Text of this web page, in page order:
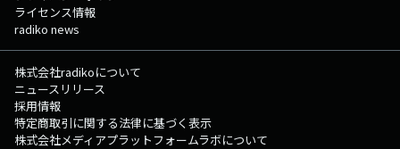
ライセンス情報
radiko news
株式会社radikoについて
ニュースリリース
採用情報
特定商取引に関する法律に基づく表示
株式会社メディアプラットフォームラボについて